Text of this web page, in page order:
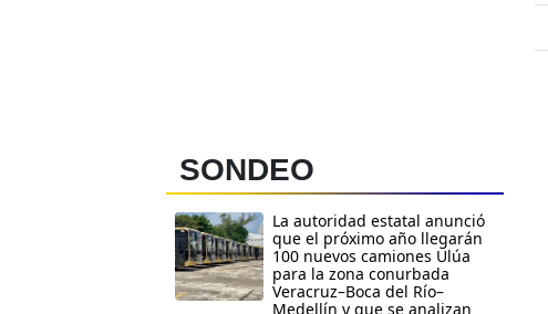
SONDEO
La autoridad estatal anunció
que el próximo año llegarán
100 nuevos camiones Ulúa
para la zona conurbada
Veracruz–Boca del Río–
Medellín y que se analizan